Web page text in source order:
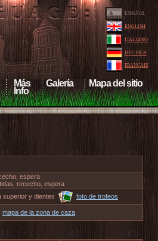
ESPAÑOL
ENGLISH
ITALIANO
DEUTSCH
FRANÇAIS
Más
Info
Galería Mapa del sitio
espera
rececho, espera
superior y dientes foto de trofeos
mapa de la zona de caza